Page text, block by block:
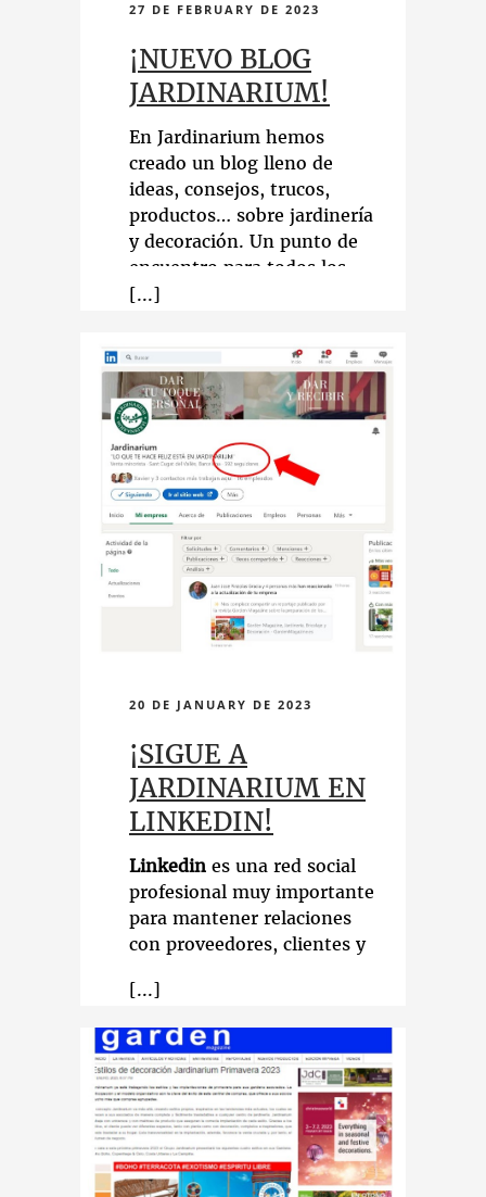
27 DE FEBRUARY DE 2023
¡NUEVO BLOG
JARDINARIUM!
En Jardinarium hemos
creado un blog lleno de
ideas, consejos, trucos,
productos… sobre jardinería
y decoración. Un punto de
encuentro para todos los
amantes de la vida natural,
dentro y fuera de casa.
Nuestro blog es un lugar de
inspiración, de estilo, para
que juntos exploremos
nuevas maneras de vivir en
un entorno bonito, relajante
y sostenible.
¡Os animamos a
descubrirlo! https://jardinarium.com/
20 DE JANUARY DE 2023
¡SIGUE A
JARDINARIUM EN
LINKEDIN!
Linkedin es una red social
profesional muy importante
para mantener relaciones
con proveedores, clientes y
escaparate ideal para
mostrar la actividad de
nuestra empresa y
relacionarnos con el sector.
Desde enero 2022 hemos
realizado31 publicaciones,
obteniendo con ellas una
gran visualización y un